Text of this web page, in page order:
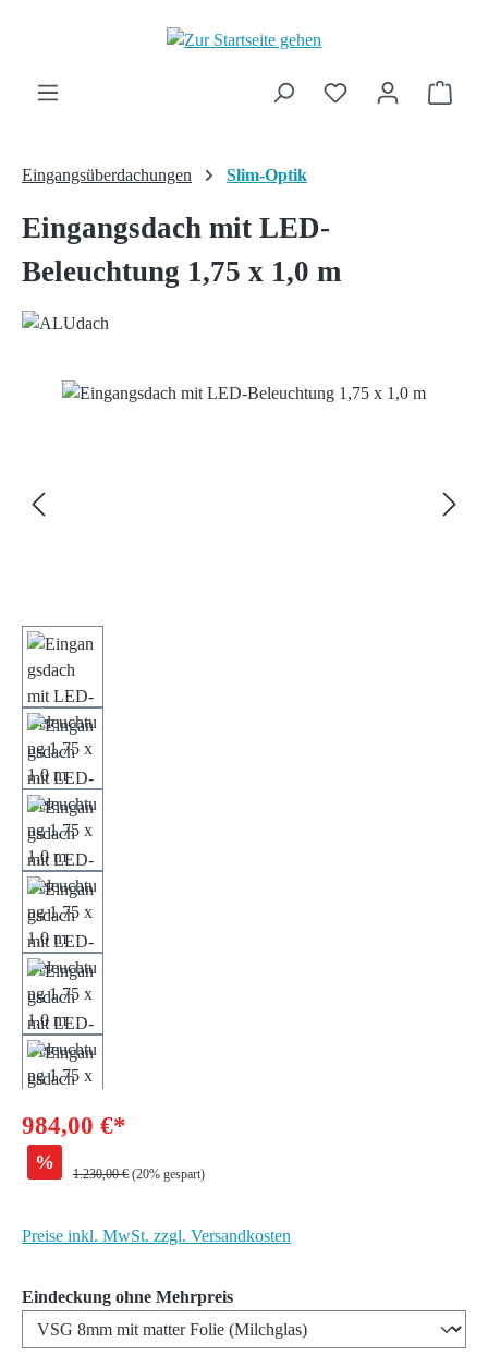
Zum Hauptinhalt springen
Eingangsüberdachungen Slim-Optik
Eingangsdach mit LED-
Beleuchtung 1,75 x 1,0 m
Bildergalerie überspringen
984,00 €*
% Regulärer Preis:
1.230,00 € (20% gespart)
Preise inkl. MwSt. zzgl. Versandkosten
Eindeckung ohne Mehrpreisauswählen